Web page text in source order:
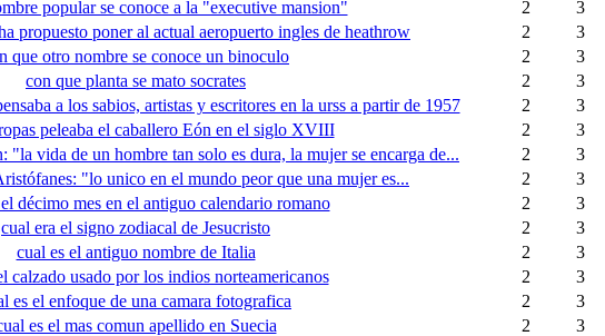
popular se conoce a la "executive mansion" 2 3
propuesto poner al actual aeropuerto ingles de heathrow 2 3
que otro nombre se conoce un binoculo 2 3
con que planta se mato socrates 2 3
a los sabios, artistas y escritores en la urss a partir de 1957 2 3
peleaba el caballero Eón en el siglo XVIII 2 3
"la vida de un hombre tan solo es dura, la mujer se encarga de... 2 3
"lo unico en el mundo peor que una mujer es... 2 3
décimo mes en el antiguo calendario romano 2 3
cual era el signo zodiacal de Jesucristo 2 3
cual es el antiguo nombre de Italia 2 3
calzado usado por los indios norteamericanos 2 3
es el enfoque de una camara fotografica 2 3
es el mas comun apellido en Suecia 2 3